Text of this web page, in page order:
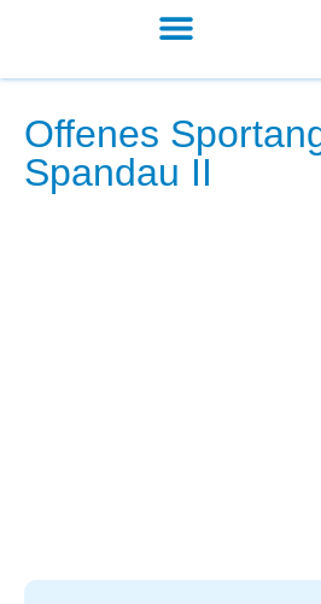
Offenes
Spandau II